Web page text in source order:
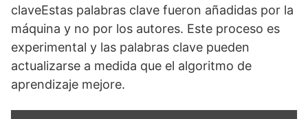
claveEstas palabras clave fueron añadidas por la
máquina y no por los autores. Este proceso es
experimental y las palabras clave pueden
actualizarse a medida que el algoritmo de
aprendizaje mejore.